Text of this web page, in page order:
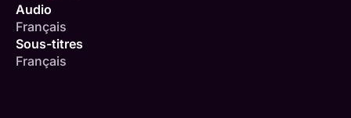
Audio
Français
Sous-titres
Français